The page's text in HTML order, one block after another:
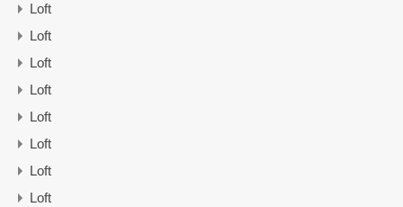
Loft
Loft
Loft
Loft
Loft
Loft
Loft
Loft